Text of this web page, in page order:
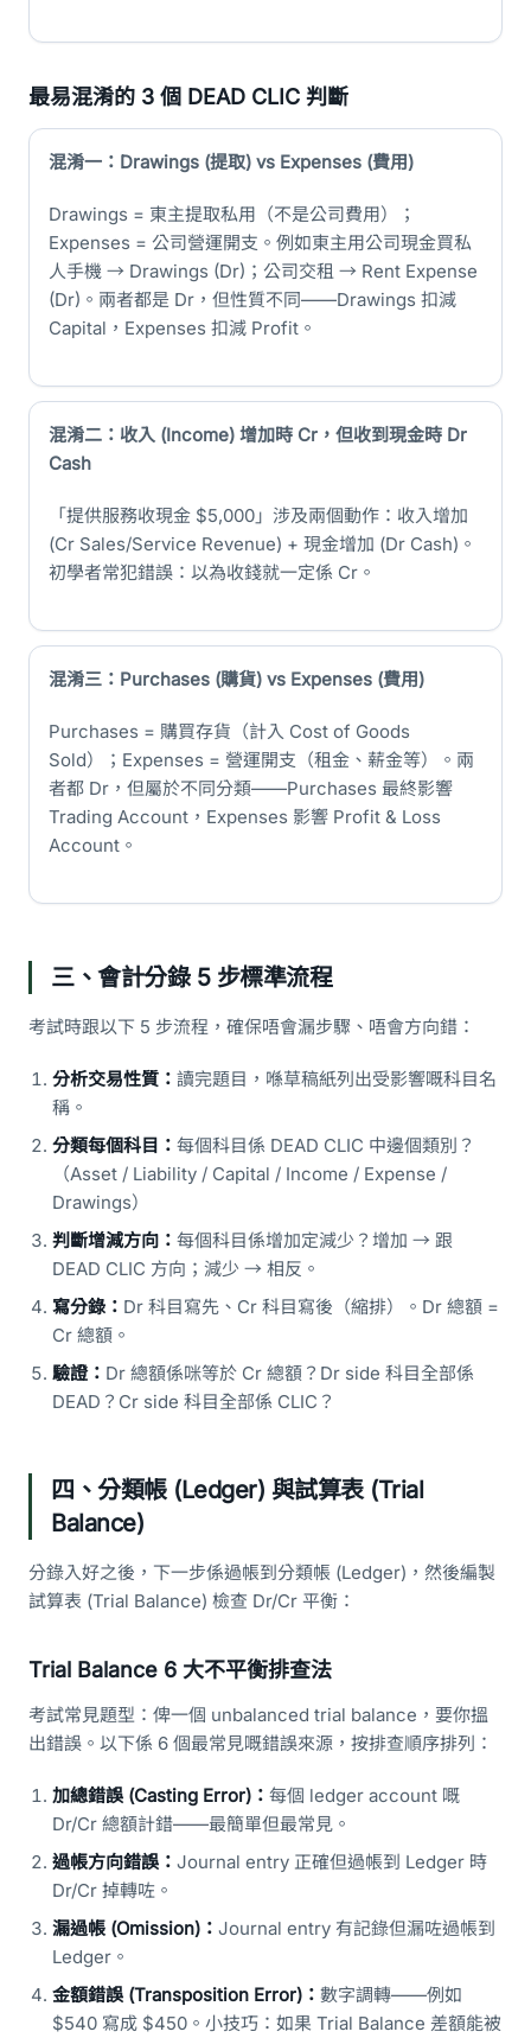
最易混淆的 3 個 DEAD CLIC 判斷
混淆一：Drawings (提取) vs Expenses (費用)
Drawings = 東主提取私用（不是公司費用）；
Expenses = 公司營運開支。例如東主用公司現金買私
人手機 → Drawings (Dr)；公司交租 → Rent Expense
(Dr)。兩者都是 Dr，但性質不同——Drawings 扣減
Capital，Expenses 扣減 Profit。
混淆二：收入 (Income) 增加時 Cr，但收到現金時 Dr
Cash
「提供服務收現金 $5,000」涉及兩個動作：收入增加
(Cr Sales/Service Revenue) + 現金增加 (Dr Cash)。
初學者常犯錯誤：以為收錢就一定係 Cr。
混淆三：Purchases (購貨) vs Expenses (費用)
Purchases = 購買存貨（計入 Cost of Goods
Sold）；Expenses = 營運開支（租金、薪金等）。兩
者都 Dr，但屬於不同分類——Purchases 最終影響
Trading Account，Expenses 影響 Profit & Loss
Account。
三、會計分錄 5 步標準流程
考試時跟以下 5 步流程，確保唔會漏步驟、唔會方向錯：
分析交易性質： 讀完題目，喺草稿紙列出受影響嘅科目名
稱。
分類每個科目： 每個科目係 DEAD CLIC 中邊個類別？
（Asset / Liability / Capital / Income / Expense /
Drawings）
判斷增減方向： 每個科目係增加定減少？增加 → 跟
DEAD CLIC 方向；減少 → 相反。
寫分錄： Dr 科目寫先、Cr 科目寫後（縮排）。Dr 總額 =
Cr 總額。
驗證： Dr 總額係咪等於 Cr 總額？Dr side 科目全部係
DEAD？Cr side 科目全部係 CLIC？
四、分類帳 (Ledger) 與試算表 (Trial
Balance)
分錄入好之後，下一步係過帳到分類帳 (Ledger)，然後編製
試算表 (Trial Balance) 檢查 Dr/Cr 平衡：
Trial Balance 6 大不平衡排查法
考試常見題型：俾一個 unbalanced trial balance，要你搵
出錯誤。以下係 6 個最常見嘅錯誤來源，按排查順序排列：
加總錯誤 (Casting Error)： 每個 ledger account 嘅
Dr/Cr 總額計錯——最簡單但最常見。
過帳方向錯誤： Journal entry 正確但過帳到 Ledger 時
Dr/Cr 掉轉咗。
漏過帳 (Omission)： Journal entry 有記錄但漏咗過帳到
Ledger。
金額錯誤 (Transposition Error)： 數字調轉——例如
$540 寫成 $450。小技巧：如果 Trial Balance 差額能被